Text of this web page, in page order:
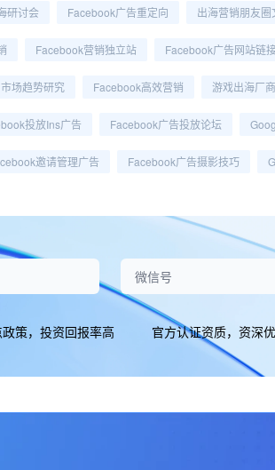
研讨会 Facebook广告重定向 出海营销朋友圈
Facebook营销独立站 Facebook广告网站链
市场趋势研究 Facebook高效营销 游戏出海厂
投放ins广告 Facebook广告投放论坛
邀请管理广告 Facebook广告摄影技巧
策，投资回报率高 官方认证资质，资深